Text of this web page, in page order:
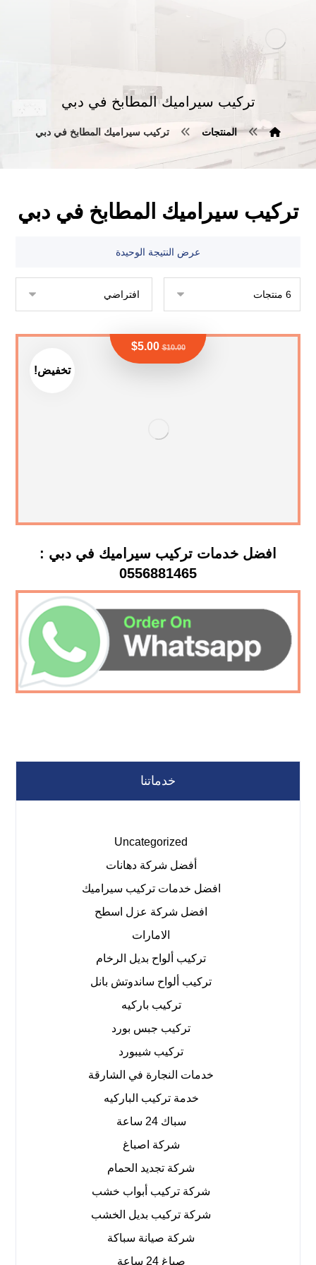
تركيب سيراميك المطابخ في دبي
المنتجات تركيب سيراميك المطابخ في دبي
تركيب سيراميك المطابخ في دبي
عرض النتيجة الوحيدة
تخفيض!
افضل خدمات تركيب سيراميك في دبي :
0556881465
$10.00
$5.00
خدماتنا
Uncategorized
أفضل شركة دهانات
افضل خدمات تركيب سيراميك
افضل شركة عزل اسطح
الامارات
تركيب ألواح بديل الرخام
تركيب ألواح ساندوتش بانل
تركيب باركيه
تركيب جبس بورد
تركيب شيبورد
خدمات النجارة في الشارقة
خدمة تركيب الباركيه
سباك 24 ساعة
شركة اصباغ
شركة تجديد الحمام
شركة تركيب أبواب خشب
شركة تركيب بديل الخشب
شركة صيانة سباكة
صباغ 24 ساعة